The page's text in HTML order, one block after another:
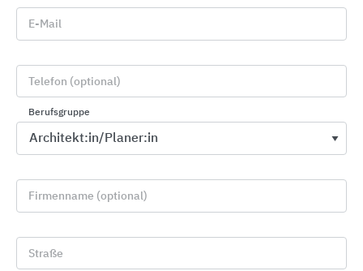
E-Mail
Telefon (optional)
Berufsgruppe
Firmenname (optional)
Straße